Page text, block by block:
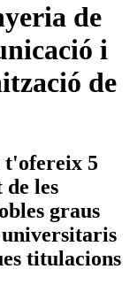
de
i
de
t'ofereix 5
les
graus
titulacions